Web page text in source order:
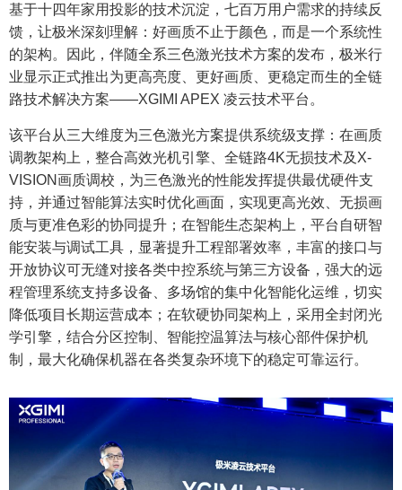
基于十四年家用投影的技术沉淀，七百万用户需求的持续反
馈，让极米深刻理解：好画质不止于颜色，而是一个系统性
的架构。因此，伴随全系三色激光技术方案的发布，极米行
业显示正式推出为更高亮度、更好画质、更稳定而生的全链
路技术解决方案——XGIMI APEX 凌云技术平台。
该平台从三大维度为三色激光方案提供系统级支撑：在画质
调教架构上，整合高效光机引擎、全链路4K无损技术及X-
VISION画质调校，为三色激光的性能发挥提供最优硬件支
持，并通过智能算法实时优化画面，实现更高光效、无损画
质与更准色彩的协同提升；在智能生态架构上，平台自研智
能安装与调试工具，显著提升工程部署效率，丰富的接口与
开放协议可无缝对接各类中控系统与第三方设备，强大的远
程管理系统支持多设备、多场馆的集中化智能化运维，切实
降低项目长期运营成本；在软硬协同架构上，采用全封闭光
学引擎，结合分区控制、智能控温算法与核心部件保护机
制，最大化确保机器在各类复杂环境下的稳定可靠运行。